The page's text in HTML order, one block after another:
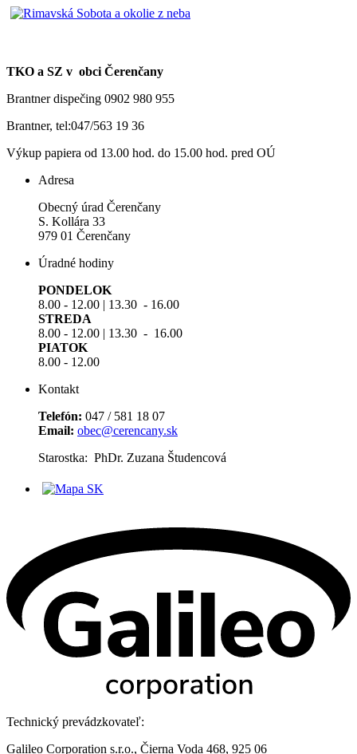
TKO a SZ v obci Čerenčany
Brantner dispečing 0902 980 955
Brantner, tel:047/563 19 36
Výkup papiera od 13.00 hod. do 15.00 hod. pred OÚ
Adresa
Obecný úrad Čerenčany
S. Kollára 33
979 01 Čerenčany
Úradné hodiny
PONDELOK
8.00 - 12.00 | 13.30 - 16.00
STREDA
8.00 - 12.00 | 13.30 - 16.00
PIATOK
8.00 - 12.00
Kontakt
Telefón: 047 / 581 18 07
Email: obec@cerencany.sk
Starostka: PhDr. Zuzana Študencová
Technický prevádzkovateľ:
Galileo Corporation s.r.o., Čierna Voda 468, 925 06